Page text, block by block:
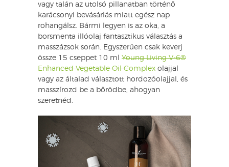
vagy talán az utolsó pillanatban történő
karácsonyi bevásárlás miatt egész nap
rohangálsz. Bármi legyen is az oka, a
borsmenta illóolaj fantasztikus választás a
masszázsok során. Egyszerűen csak keverj
össze 15 cseppet 10 ml Young Living V-6®
Enhanced Vegetable Oil Complex olajjal
vagy az általad választott hordozóolajjal, és
masszírozd be a bőrödbe, ahogyan
szeretnéd.